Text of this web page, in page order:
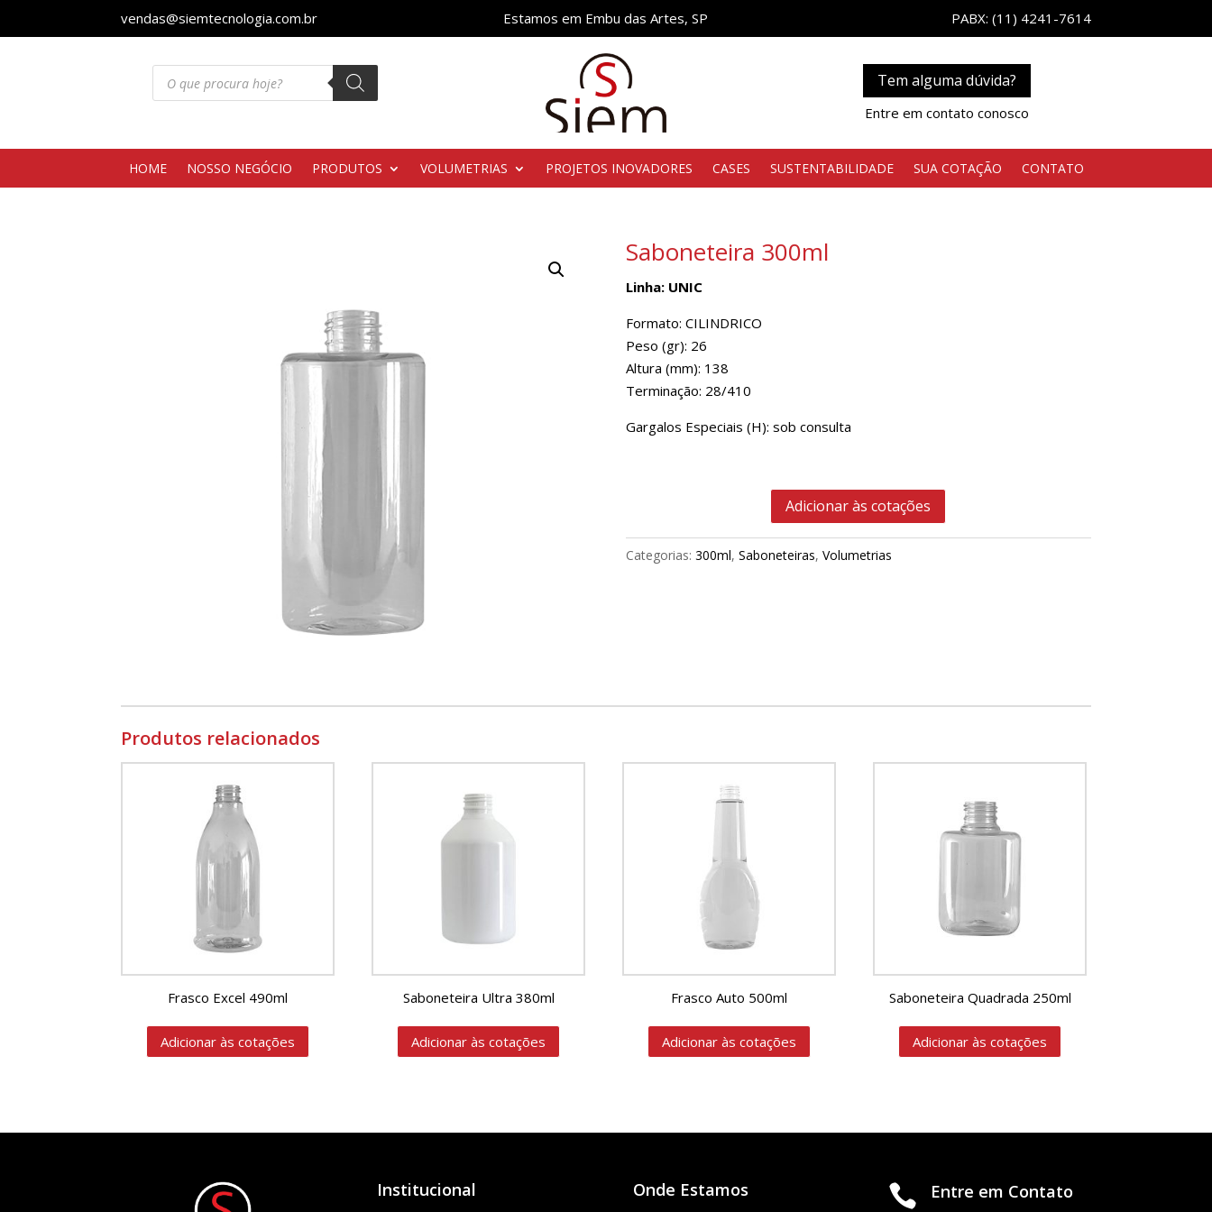
vendas@siemtecnologia.com.br Estamos em Embu das Artes, SP PABX: (11) 4241-7614
Pesquisar
produtos Tem alguma dúvida?
Entre em contato conosco
HOME NOSSO NEGÓCIO PRODUTOS VOLUMETRIAS PROJETOS INOVADORES CASES SUSTENTABILIDADE SUA COTAÇÃO CONTATO
Saboneteira 300ml
Linha: UNIC
Formato: CILINDRICO
Peso (gr): 26
Altura (mm): 138
Terminação: 28/410
Gargalos Especiais (H): sob consulta
Adicionar às cotações
Categorias: 300ml, Saboneteiras, Volumetrias
Produtos relacionados
Frasco Excel 490ml
Adicionar às cotações
Saboneteira Ultra 380ml
Adicionar às cotações
Frasco Auto 500ml
Adicionar às cotações
Saboneteira Quadrada 250ml
Adicionar às cotações
Institucional Onde Estamos 
Entre em Contato